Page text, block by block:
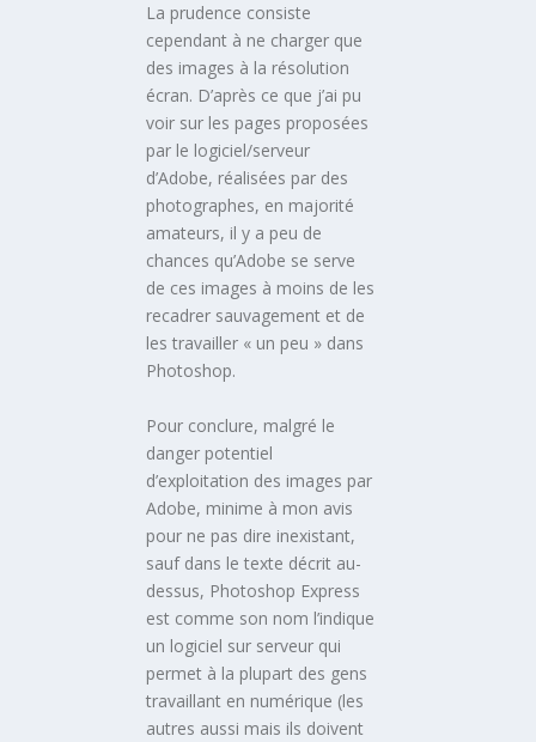
La prudence consiste
cependant à ne charger que
des images à la résolution
écran. D’après ce que j’ai pu
voir sur les pages proposées
par le logiciel/serveur
d’Adobe, réalisées par des
photographes, en majorité
amateurs, il y a peu de
chances qu’Adobe se serve
de ces images à moins de les
recadrer sauvagement et de
les travailler « un peu » dans
Photoshop.
Pour conclure, malgré le
danger potentiel
d’exploitation des images par
Adobe, minime à mon avis
pour ne pas dire inexistant,
sauf dans le texte décrit au-
dessus, Photoshop Express
est comme son nom l’indique
un logiciel sur serveur qui
permet à la plupart des gens
travaillant en numérique (les
autres aussi mais ils doivent